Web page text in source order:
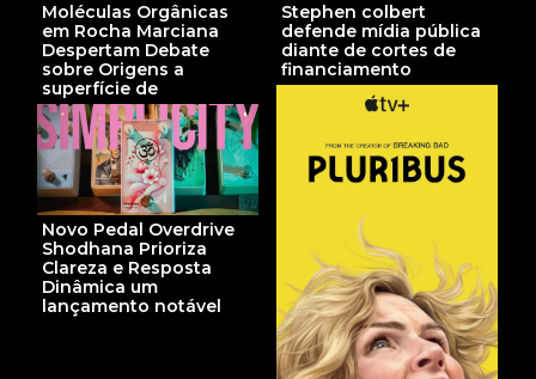
Moléculas Orgânicas
em Rocha Marciana
Despertam Debate
sobre Origens a
superfície de
Stephen colbert
defende mídia pública
diante de cortes de
financiamento
Novo Pedal Overdrive
Shodhana Prioriza
Clareza e Resposta
Dinâmica um
lançamento notável